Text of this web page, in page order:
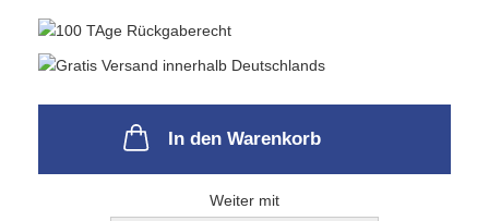
In den Warenkorb
Weiter mit